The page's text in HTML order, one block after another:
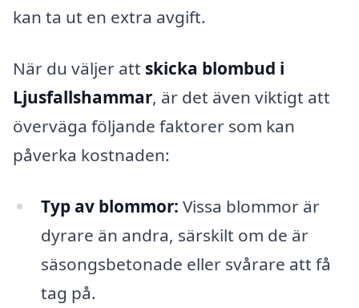
kan ta ut en extra avgift.
När du väljer att skicka blombud i
Ljusfallshammar, är det även viktigt att
överväga följande faktorer som kan
påverka kostnaden:
Typ av blommor: Vissa blommor är
dyrare än andra, särskilt om de är
säsongsbetonade eller svårare att få
tag på.